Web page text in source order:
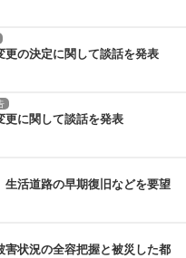
更の決定に関して談話を発表
更に関して談話を発表
生活道路の早期復旧などを要望
害状況の全容把握と被災した都